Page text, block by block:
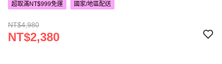
超取滿NT$999免運 國家/地區配送
NT$4,980
NT$2,380